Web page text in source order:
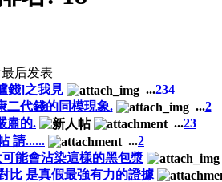
最后发表
錢]之我見 ...234
二代錢的同模現象. ...2
肅的. ...23
請...... ...2
能會沾染這樣的黑包漿
比 是真假最強有力的證據